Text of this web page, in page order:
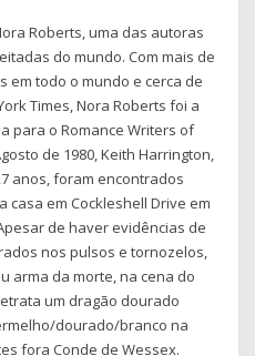
Roberts, uma das autoras
do mundo. Com mais de
em todo o mundo e cerca de
Times, Nora Roberts foi a
para o Romance Writers of
de 1980, Keith Harrington,
anos, foram encontrados
casa em Cockleshell Drive em
de haver evidências de
nos pulsos e tornozelos,
arma da morte, na cena do
um dragão dourado
dourado/branco na
fora Conde de Wessex.